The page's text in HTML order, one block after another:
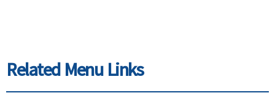
Related Menu Links